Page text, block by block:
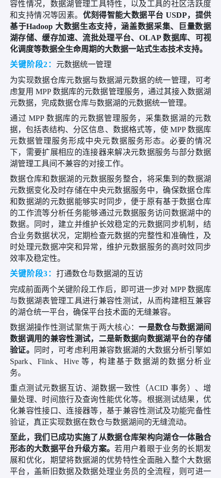
容性情况，数据湖管理工具特性，以及工具的社区活跃度
和支持情况等因素。 优刻得智能大数据平台 USDP，提供
基于Hadoop 大数据生态支持，涵盖数据采集、巨量数据
湖存储、缓存加速、流批处理平台、OLAP 数据库、可视
化调度等数据全生命周期的大数据一站式生态技术支持。
关键阶段2： 元数据统一管理
为实现数据仓库元数据与数据湖元数据的统一管理，可考
虑复用 MPP 数据库的元数据管理服务，通过其接入数据湖
元数据，完成数据仓库与数据湖的元数据统一管理。
通过 MPP 数据库的元数据管理服务，采集数据湖的元数
据，包括表结构、分区信息、数据格式等，使 MPP 数据库
元数据管理服务形成中央元数据服务形态。必要的情况
下，需要扩展相应的连接器来解决元数据服务与部分数据
湖管理工具间不兼容的对接工作。
数据仓库和数据湖的元数据服务整合，将采集到的数据湖
元数据变化及时存储在中央元数据服务中，确保数据仓库
和数据湖的元数据能够实时同步，便于原有基于数据仓库
的工作流等分析任务能够通过元数据服务访问数据湖中的
数据。同时，建立并维护长效稳定的元数据同步机制，结
合业务数据状况，定期检查元数据的完整性和准确性，及
时处理元数据冲突和异常，维护元数据服务的高时效同步
效率及稳定性。
关键阶段3： 打通数仓与数据湖的互访
完成前面两个关键阶段工作后，即可进一步对 MPP 数据库
与数据湖表管理工具进行兼容性测试，从而构建相互兼容
的湖仓统一平台，确保平台技术面的无缝兼容。
数据湖操作性测试聚焦于两大核心：一是数仓与数据湖间
数据调用的兼容性测试，二是新数据向数据湖平台的存储
验证。
同时，可考虑利用兼容数据湖的大数据分析引擎如
Spark、Flink、Hive 等，构建基于数据湖的数据分析业
务。
重点测试元数据互访、湖数据一致性（ACID 事务）、增
量处理、时间旅行及查询性能优化等。根据测试结果，优
化兼容性接口、连接器等，基于兼容性测试及功能完备性
验证，真正实现数据在数仓与数据湖间的无缝流动。
至此，我们已成功实施了从数据仓库架构向湖仓一体融合
形态的大数据平台升级方案。若用户着眼于业务的长期发
展和优化，期望将数据湖的优势特性全面融入整个大数据
平台，盖新旧数据及数据处理业务员的全流程，则可进一